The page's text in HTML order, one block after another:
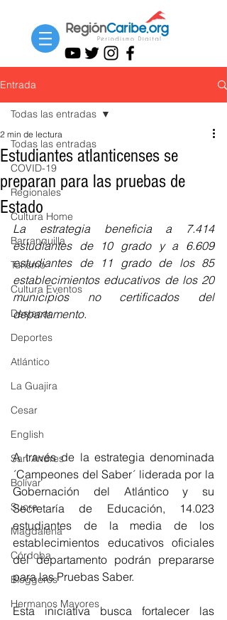
Entrada
Todas las entradas
COVID-19
Regionales
Cultura Home
Barranquilla
Turismo
Cultura Eventos
Destacar
Deportes
Atlántico
La Guajira
Cesar
English
San Andres
Bolívar
Sucre
Magdalena
Córdoba
Bloggeros
Hermanos Mayores
Todas las entradas
Estudiantes atlanticenses se
preparan para las pruebas de
Estado
2 min de lectura
La estrategia beneficia a 7.414
estudiantes de 10 grado y a 6.609
estudiantes de 11 grado de los 85
establecimientos educativos de los 20
municipios no certificados del
departamento.
A través de la estrategia denominada
´Campeones del Saber´ liderada por la
Gobernación del Atlántico y su
Secretaría de Educación, 14.023
estudiantes de la media de los
establecimientos educativos oficiales
del departamento podrán prepararse
para las Pruebas Saber.
Esta iniciativa busca fortalecer las